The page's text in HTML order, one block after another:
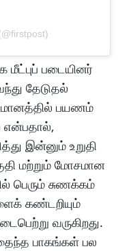
மீட்புப் படையினர்
தேடுதல்
பயணம்
இன்னும் உறுதி
மற்றும் மோசமான
பெரும் சுணக்கம்
கண்டறியும்
வருகிறது.
பாகங்கள் பல